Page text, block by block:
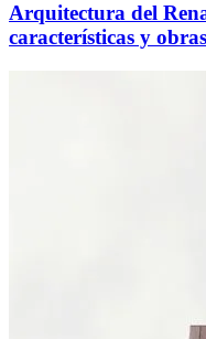
Arquitectura del
características y